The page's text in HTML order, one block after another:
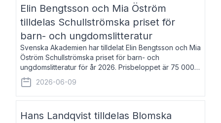
Elin Bengtsson och Mia Öström
tilldelas Schullströmska priset för
barn- och ungdomslitteratur
Svenska Akademien har tilldelat Elin Bengtsson och Mia
Öström Schullströmska priset för barn- och
ungdomslitteratur för år 2026. Prisbeloppet är 75 000
kronor vardera. Elin Bengtsson, född 1987, är författare
och forskare i genusvetenskap.
2026-06-09
Hans Landqvist tilldelas Blomska